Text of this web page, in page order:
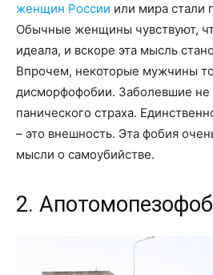
женщин России или мира стали
Обычные женщины чувствуют,
идеала, и вскоре эта мысль
Впрочем, некоторые мужчины
дисморфофобии. Заболевшие не
панического страха.
– это внешность. Эта фобия
мысли о самоубийстве.
2.